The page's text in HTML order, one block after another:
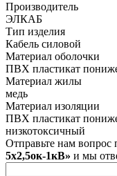
Производитель
ЭЛКАБ
Тип изделия
Кабель силовой
Материал оболочки
ПВХ пластикат
Материал жилы
медь
Материал изоляции
ПВХ пластикат
низкотоксичный
Отправьте нам вопрос
5х2,5ок-1кВ» и мы